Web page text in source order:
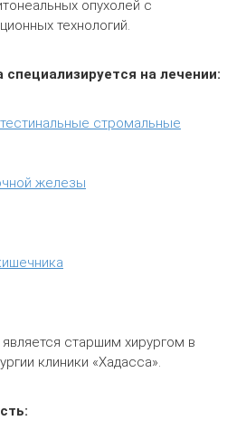
опухолей с
технологий.
на лечении:
стромальные
железы
старшим хирургом в
клиники «Хадасса».